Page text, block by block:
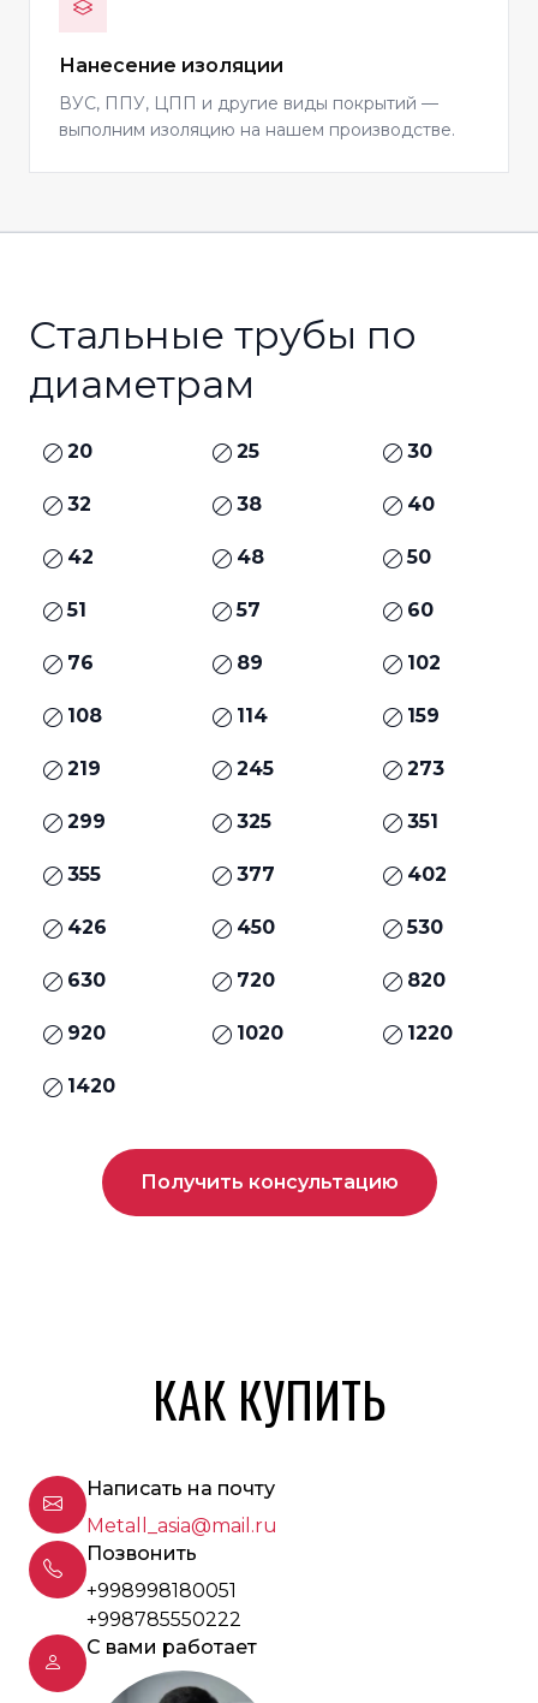
Нанесение изоляции
ВУС, ППУ, ЦПП и другие виды покрытий —
выполним изоляцию на нашем производстве.
Стальные трубы по
диаметрам
20 25 30
32 38 40
42 48 50
51 57 60
76 89 102
108 114 159
219 245 273
299 325 351
355 377 402
426 450 530
630 720 820
920 1020 1220
1420
Получить консультацию
КАК КУПИТЬ
Написать на почту
Metall_asia@mail.ru
Позвонить
+998998180051
+998785550222
С вами работает